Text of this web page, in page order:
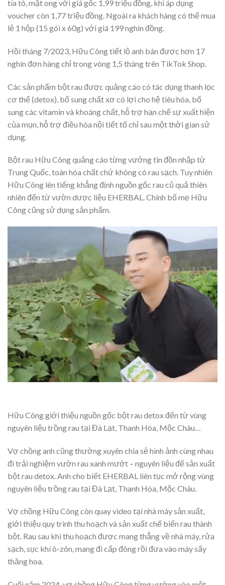
tía tô, mật ong với giá gốc 1,99 triệu đồng, khi áp dụng
voucher còn 1,77 triệu đồng. Ngoài ra khách hàng có thể mua
lẻ 1 hộp (15 gói x 60g) với giá 199 nghìn đồng.
Hồi tháng 7/2023, Hữu Công tiết lộ anh bán được hơn 17
nghìn đơn hàng chỉ trong vòng 1,5 tháng trên TikTok Shop.
Các sản phẩm bột rau được quảng cáo có tác dụng thanh lọc
cơ thể (detox), bổ sung chất xơ có lợi cho hệ tiêu hóa, bổ
sung các vitamin và khoáng chất, hỗ trợ hạn chế sự xuất hiện
của mụn, hỗ trợ điều hòa nội tiết tố chỉ sau một thời gian sử
dụng.
Bột rau Hữu Công quảng cáo từng vướng tin đồn nhập từ
Trung Quốc, toàn hóa chất chứ không có rau sạch. Tuy nhiên
Hữu Công lên tiếng khẳng định nguồn gốc rau củ quả thiên
nhiên đến từ vườn dược liệu EHERBAL. Chính bố mẹ Hữu
Công cũng sử dụng sản phẩm.
Hữu Công giới thiệu nguồn gốc bột rau detox đến từ vùng
nguyên liệu trồng rau tại Đà Lạt, Thanh Hóa, Mộc Châu…
Vợ chồng anh cũng thường xuyên chia sẻ hình ảnh cùng nhau
đi trải nghiệm vườn rau xanh mướt – nguyên liệu để sản xuất
bột rau detox. Anh cho biết EHERBAL liên tục mở rộng vùng
nguyên liệu trồng rau tại Đà Lạt, Thanh Hóa, Mộc Châu.
Vợ chồng Hữu Công còn quay video tại nhà máy sản xuất,
giới thiệu quy trình thu hoạch và sản xuất chế biến rau thành
bột. Rau sau khi thu hoạch được mang thẳng về nhà máy, rửa
sạch, sục khí ô-zôn, mang đi cấp đông rồi đưa vào máy sấy
thăng hoa.